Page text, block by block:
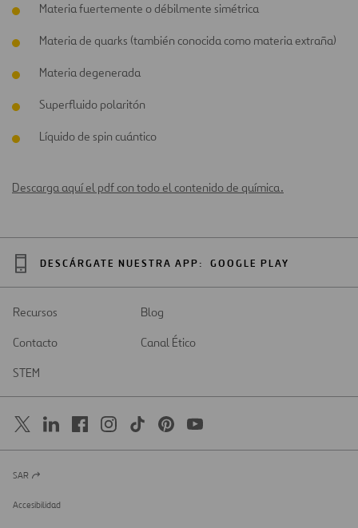
Materia fuertemente o débilmente simétrica
Materia de quarks (también conocida como materia extraña)
Materia degenerada
Superfluido polaritón
Líquido de spin cuántico
Descarga aquí el pdf con todo el contenido de química.
DESCÁRGATE NUESTRA APP: GOOGLE PLAY
Recursos
Blog
Contacto
Canal Ético
STEM
Abrir
una
nueva
SAR
Accesibilidad